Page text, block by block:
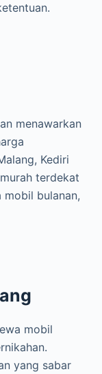
menawarkan
Kediri
terdekat
mobil bulanan,
mobil
yang sabar